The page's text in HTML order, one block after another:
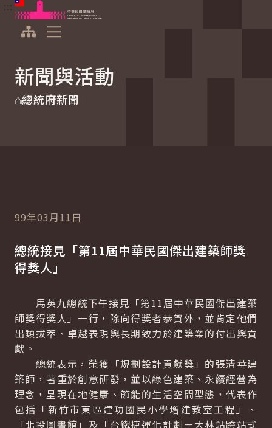
跳到主要內容
中華民國總統府
新聞與活動
總統府新聞
99年03月11日
總統接見「第11屆中華民國傑出建築師獎
得獎人」
馬英九總統下午接見「第11屆中華民國傑出建築
師獎得獎人」一行，除向得獎者恭賀外，並肯定他們
出類拔萃、卓越表現與長期致力於建築業的付出與貢
獻。
總統表示，榮獲「規劃設計貢獻獎」的張清華建
築師，著重於創意研發，並以綠色建築、永續經營為
理念，呈現在地健康、節能的生活空間型態，代表作
包括「新竹市東區建功國民小學增建教室工程」、
「北投圖書館」及「台鐵捷運化計劃－大林站跨站式